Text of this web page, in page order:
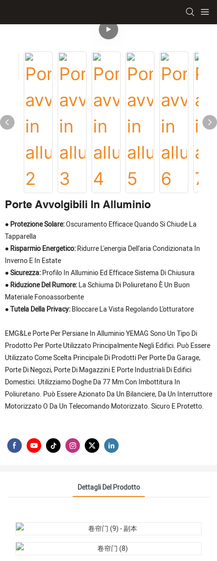
Porte Avvolgibili In Alluminio
● Protezione Solare:Oscuramento Efficace Quando Si Chiude La
Tapparella
● Risparmio Energetico:Ridurre L'energia Dell'aria Condizionata In
Inverno E In Estate
● Sicurezza:Profilo In Alluminio Ed Efficace Sistema Di Chiusura
● Riduzione Del Rumore:La Schiuma Di Poliuretano È Un Buon
Materiale Fonoassorbente
● Tutela Della Privacy:Bloccare La Vista Regolando L'otturatore
EMG&Le Porte Per Persiane In Alluminio YEMAG Sono Un Tipo Di
Prodotto Per Porte Utilizzato Principalmente Negli Edifici. Può Essere
Utilizzato Come Scelta Principale Di Prodotti Per Porte Da Garage,
Porte Di Negozi, Porte Di Magazzini E Porte Industriali Di Edifici
Domestici. Utilizziamo Doghe Da 77 Mm Con Imbottitura In
Poliuretano. Può Essere Azionato Da Un Bilanciere, Da Un Interruttore
Motorizzato O Da Un Telecomando Motorizzato. Sicuro E Protetto.
Dettagli Del Prodotto